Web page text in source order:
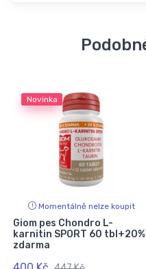
Novinka
Momentálně nelze koupit
Giom pes Chondro L-
karnitin SPORT 60 tbl+20%
zdarma